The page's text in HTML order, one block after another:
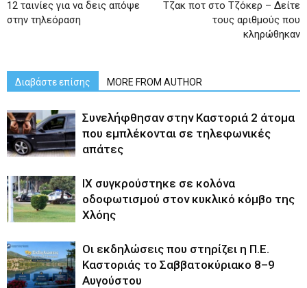
12 ταινίες για να δεις απόψε
στην τηλεόραση
Tζακ ποτ στο Τζόκερ – Δείτε
τους αριθμούς που
κληρώθηκαν
Διαβάστε επίσης MORE FROM AUTHOR
Συνελήφθησαν στην Καστοριά 2 άτομα
που εμπλέκονται σε τηλεφωνικές
απάτες
ΙΧ συγκρούστηκε σε κολόνα
οδοφωτισμού στον κυκλικό κόμβο της
Χλόης
Οι εκδηλώσεις που στηρίζει η Π.Ε.
Καστοριάς το Σαββατοκύριακο 8–9
Αυγούστου